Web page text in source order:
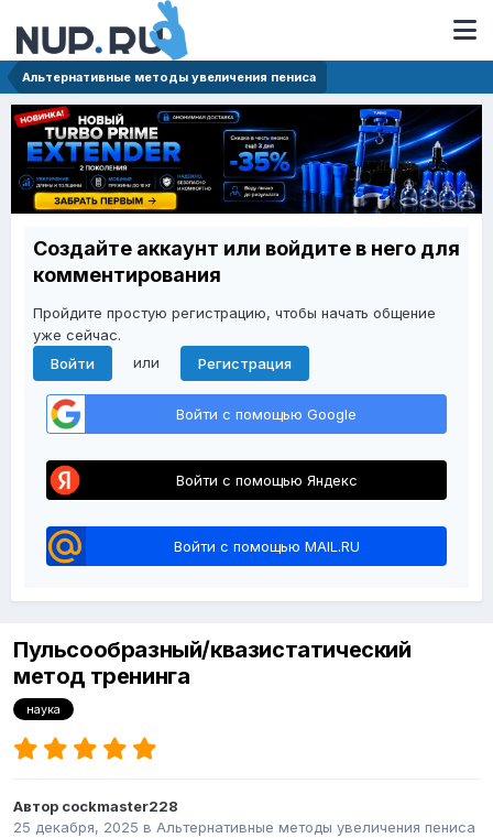
Альтернативные методы увеличения пениса
Создайте аккаунт или войдите в него для
комментирования
Пройдите простую регистрацию, чтобы начать общение
уже сейчас.
Войти
или Регистрация
Войти с помощью Google
Войти с помощью Яндекс
Войти с помощью MAIL.RU
Пульсообразный/квазистатический
метод тренинга
наука
Автор cockmaster228
25 декабря, 2025 в Альтернативные методы увеличения пениса